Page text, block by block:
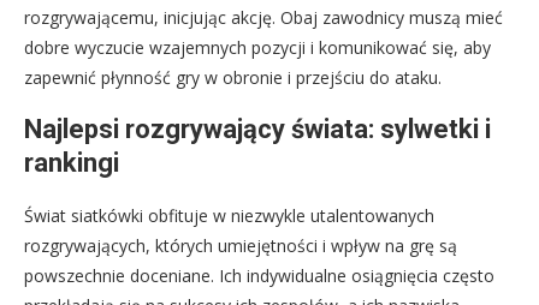
rozgrywającemu, inicjując akcję. Obaj zawodnicy muszą mieć
dobre wyczucie wzajemnych pozycji i komunikować się, aby
zapewnić płynność gry w obronie i przejściu do ataku.
Najlepsi rozgrywający świata: sylwetki i
rankingi
Świat siatkówki obfituje w niezwykle utalentowanych
rozgrywających, których umiejętności i wpływ na grę są
powszechnie doceniane. Ich indywidualne osiągnięcia często